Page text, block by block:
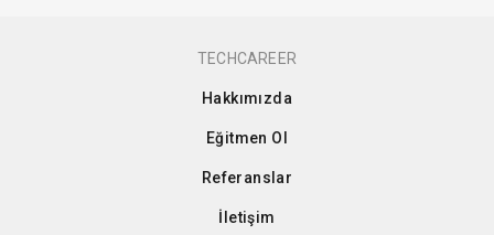
TECHCAREER
Hakkımızda
Eğitmen Ol
Referanslar
İletişim